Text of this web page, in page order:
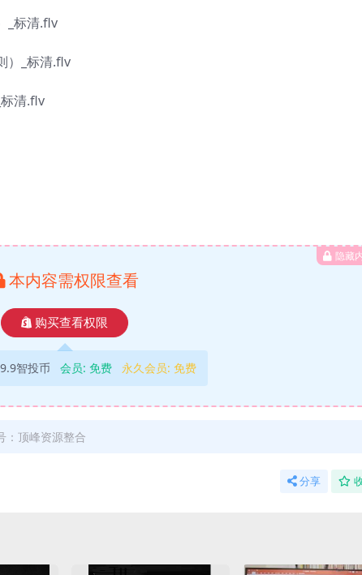
_标清.flv
）_标清.flv
清.flv
隐藏
本内容需权限查看
购买查看权限
9.9智投币 会员: 免费 永久会员: 免费
：顶峰资源整合
分享